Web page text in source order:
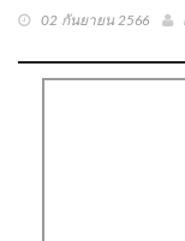
02 กันยายน 2566